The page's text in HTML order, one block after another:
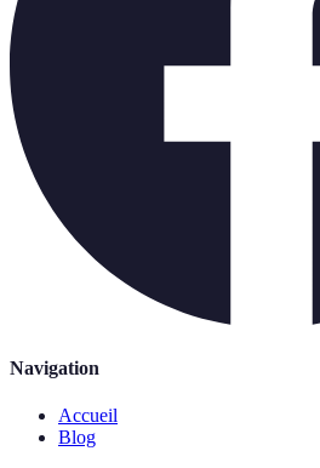
Navigation
Accueil
Blog